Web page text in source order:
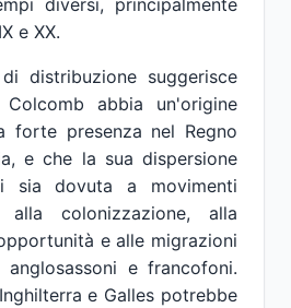
diversi, principalmente
e XX.
distribuzione suggerisce
abbia un'origine
forte presenza nel Regno
e che la sua dispersione
sia dovuta a movimenti
colonizzazione, alla
e alle migrazioni
e francofoni.
e Galles potrebbe